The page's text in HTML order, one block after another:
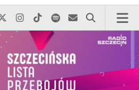
po prostu do nas zadzwoń
nas na Facebook-u
Odwiedź nas na X
Odwiedź nas na Instagram-ie
Odwiedź nas na TikTok-u
Szukaj nas na Spotify
Wyślij do nas
Szukaj